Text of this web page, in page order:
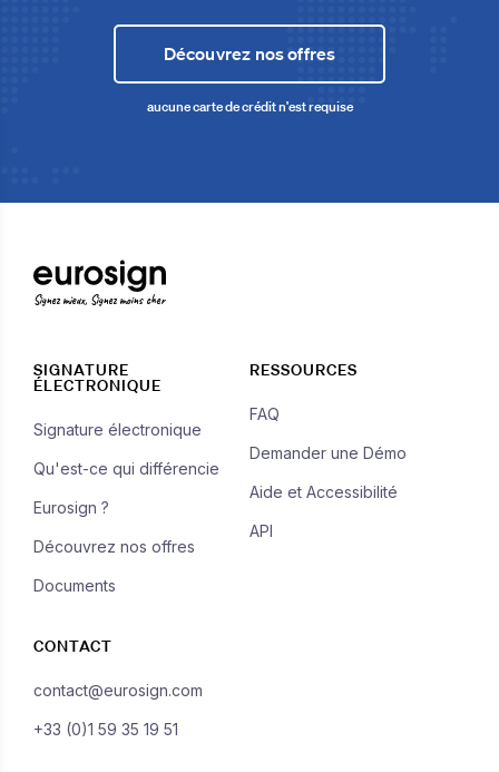
Découvrez nos offres
aucune carte de crédit n'est requise
Signez mieux, Signez moins cher
SIGNATURE
ÉLECTRONIQUE
Signature électronique
Qu'est-ce qui différencie
Eurosign ?
Découvrez nos offres
Documents
RESSOURCES
FAQ
Demander une Démo
Aide et Accessibilité
API
CONTACT
contact@eurosign.com
+33 (0)1 59 35 19 51